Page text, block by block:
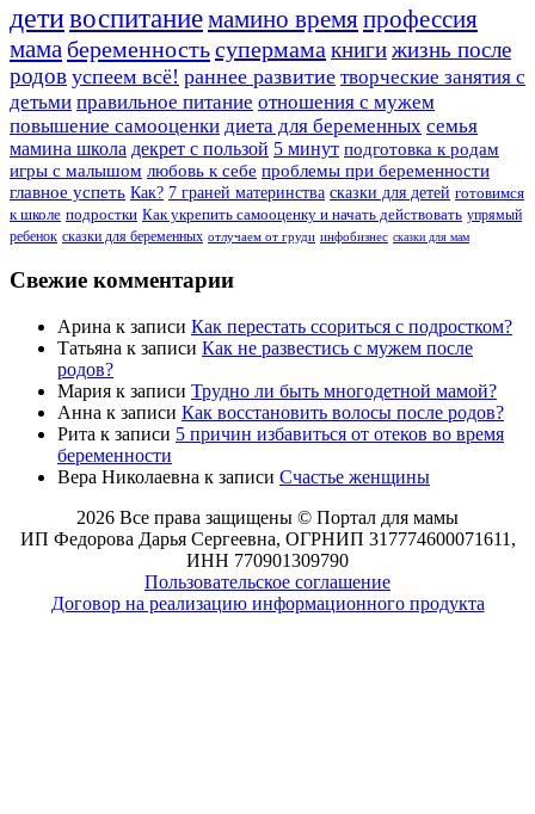
детивоспитаниемамино времяпрофессия
мама беременностьсупермама книгижизнь после
родов успеем всё! раннее развитие творческие занятия с
детьми правильное питание отношения с мужем
повышение самооценки диета для беременных семья
мамина школа декрет с пользой 5 минут подготовка к родам
игры с малышом любовь к себе проблемы при беременности
главное успеть Как? 7 граней материнства сказки для детей готовимся
к школе подростки Как укрепить самооценку и начать действовать упрямый
ребенок сказки для беременных отлучаем от груди инфобизнес сказки для мам
Свежие комментарии
Арина к записи Как перестать ссориться с подростком?
Татьяна к записи Как не развестись с мужем после
родов?
Мария к записи Трудно ли быть многодетной мамой?
Анна к записи Как восстановить волосы после родов?
Рита к записи 5 причин избавиться от отеков во время
беременности
Вера Николаевна к записи Счастье женщины
2026 Все права защищены © Портал для мамы
ИП Федорова Дарья Сергеевна, ОГРНИП 317774600071611,
ИНН 770901309790
Пользовательское соглашение
Договор на реализацию информационного продукта